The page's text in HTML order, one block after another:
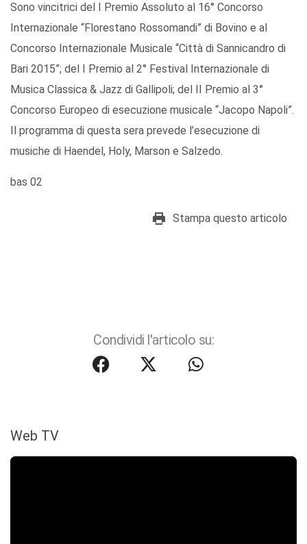
Sono vincitrici del I Premio Assoluto al 16° Concorso
Internazionale “Florestano Rossomandi” di Bovino e al
Concorso Internazionale Musicale “Città di Sannicandro di
Bari 2015”; del I Premio al 2° Festival Internazionale di
Musica Classica & Jazz di Gallipoli; del II Premio al 3°
Concorso Europeo di esecuzione musicale “Jacopo Napoli”.
Il programma di questa sera prevede l’esecuzione di
musiche di Haendel, Holy, Marson e Salzedo.
bas 02
Stampa questo articolo
Condividi l'articolo su:
Web TV